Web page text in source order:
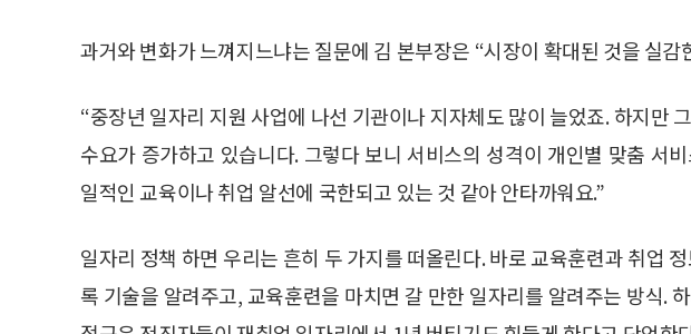
과거와 변화가 느껴지느냐는 질문에 김 본부장은 “시장이 확대된 것을 실감
“중장년 일자리 지원 사업에 나선 기관이나 지자체도 많이 늘었죠. 하지만
수요가 증가하고 있습니다. 그렇다 보니 서비스의 성격이 개인별 맞춤 서
일적인 교육이나 취업 알선에 국한되고 있는 것 같아 안타까워요.”
일자리 정책 하면 우리는 흔히 두 가지를 떠올린다. 바로 교육훈련과 취업
록 기술을 알려주고, 교육훈련을 마치면 갈 만한 일자리를 알려주는 방식.